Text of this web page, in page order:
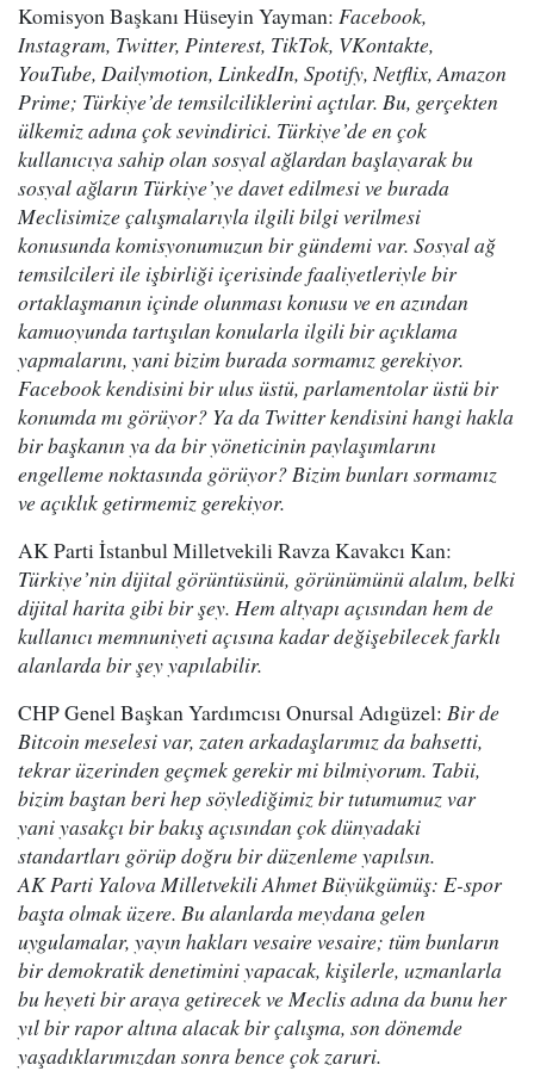
Komisyon Başkanı Hüseyin Yayman: Facebook,
Instagram, Twitter, Pinterest, TikTok, VKontakte,
YouTube, Dailymotion, LinkedIn, Spotify, Netflix, Amazon
Prime; Türkiye’de temsilciliklerini açtılar. Bu, gerçekten
ülkemiz adına çok sevindirici. Türkiye’de en çok
kullanıcıya sahip olan sosyal ağlardan başlayarak bu
sosyal ağların Türkiye’ye davet edilmesi ve burada
Meclisimize çalışmalarıyla ilgili bilgi verilmesi
konusunda komisyonumuzun bir gündemi var. Sosyal ağ
temsilcileri ile işbirliği içerisinde faaliyetleriyle bir
ortaklaşmanın içinde olunması konusu ve en azından
kamuoyunda tartışılan konularla ilgili bir açıklama
yapmalarını, yani bizim burada sormamız gerekiyor.
Facebook kendisini bir ulus üstü, parlamentolar üstü bir
konumda mı görüyor? Ya da Twitter kendisini hangi hakla
bir başkanın ya da bir yöneticinin paylaşımlarını
engelleme noktasında görüyor? Bizim bunları sormamız
ve açıklık getirmemiz gerekiyor.
AK Parti İstanbul Milletvekili Ravza Kavakcı Kan:
Türkiye’nin dijital görüntüsünü, görünümünü alalım, belki
dijital harita gibi bir şey. Hem altyapı açısından hem de
kullanıcı memnuniyeti açısına kadar değişebilecek farklı
alanlarda bir şey yapılabilir.
CHP Genel Başkan Yardımcısı Onursal Adıgüzel: Bir de
Bitcoin meselesi var, zaten arkadaşlarımız da bahsetti,
tekrar üzerinden geçmek gerekir mi bilmiyorum. Tabii,
bizim baştan beri hep söylediğimiz bir tutumumuz var
yani yasakçı bir bakış açısından çok dünyadaki
standartları görüp doğru bir düzenleme yapılsın.
AK Parti Yalova Milletvekili Ahmet Büyükgümüş: E-spor
başta olmak üzere. Bu alanlarda meydana gelen
uygulamalar, yayın hakları vesaire vesaire; tüm bunların
bir demokratik denetimini yapacak, kişilerle, uzmanlarla
bu heyeti bir araya getirecek ve Meclis adına da bunu her
yıl bir rapor altına alacak bir çalışma, son dönemde
yaşadıklarımızdan sonra bence çok zaruri.